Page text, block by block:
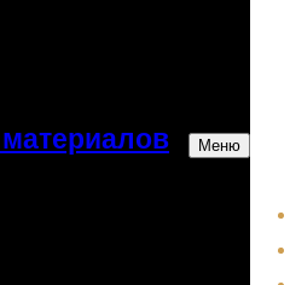
Меню